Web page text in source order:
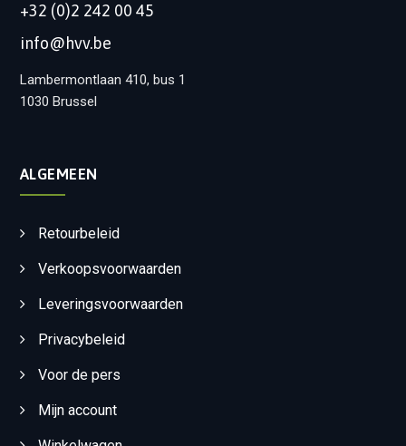
+32 (0)2 242 00 45
info@hvv.be
Lambermontlaan 410, bus 1
1030 Brussel
ALGEMEEN
Retourbeleid
Verkoopsvoorwaarden
Leveringsvoorwaarden
Privacybeleid
Voor de pers
Mijn account